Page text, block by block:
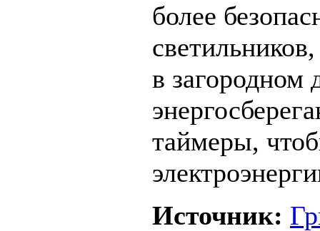
более
в загородном
таймеры,
Источник: